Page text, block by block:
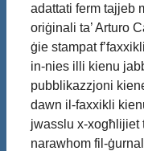
adattati ferm tajjeb
oriġinali ta’ Arturo
ġie stampat
in-nies illi kienu
pubblikazzjoni
dawn il-faxxikli
jwasslu x-xogħlijiet
narawhom fil-